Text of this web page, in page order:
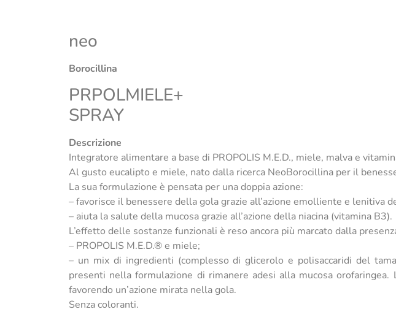
neo
Borocillina
PRPOLMIELE+
SPRAY
Descrizione
Integratore alimentare a base di PROPOLIS M.E.D., miele, malva e
Al gusto eucalipto e miele, nato dalla ricerca NeoBorocillina per il
La sua formulazione è pensata per una doppia azione:
– favorisce il benessere della gola grazie all’azione emolliente e lenitiva
– aiuta la salute della mucosa grazie all’azione della niacina (vitamina B3).
L’effetto delle sostanze funzionali è reso ancora più marcato dalla
– PROPOLIS M.E.D.® e miele;
– un mix di ingredienti (complesso di glicerolo e polisaccaridi del
presenti nella formulazione di rimanere adesi alla mucosa
favorendo un’azione mirata nella gola.
Senza coloranti.